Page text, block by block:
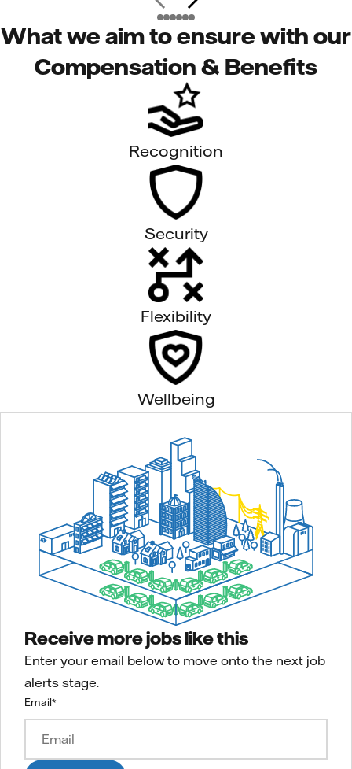
What we aim to ensure with our
Compensation & Benefits
Recognition
Security
Flexibility
Wellbeing
Receive more jobs like this
Enter your email below to move onto the next job
alerts stage.
Email*